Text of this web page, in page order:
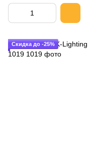
Скидка до -25%